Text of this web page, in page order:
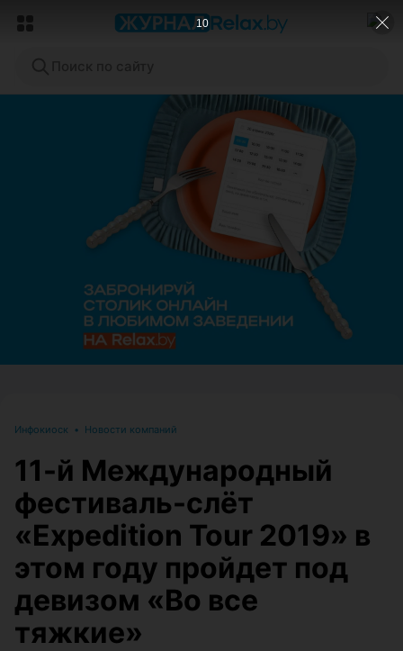
ЭФФЕКТИВНАЯ РЕКЛАМА НА САЙТЕ
Инфокиоск • Новости компаний
11-й Международный
фестиваль-слёт
«Expedition Tour 2019» в
этом году пройдет под
девизом «Во все
тяжкие»
8